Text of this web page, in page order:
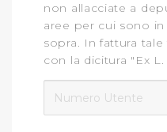
Cliccando su "Accetta
memorizzare tutti i
sopra indicate.
Cliccando su
direttamente le proprie
non allacciate a
aree per cui sono
sopra. In fattura
con la dicitura "Ex L.